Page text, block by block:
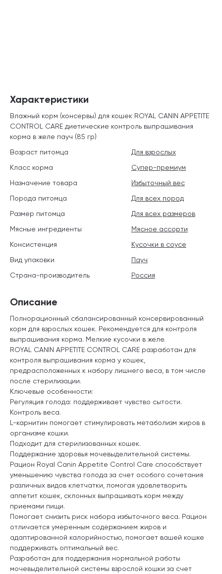
Описание
Полнорационный сбалансированный консервированный
корм для взрослых кошек. Рекомендуется для контроля
выпрашивания корма. Мелкие кусочки в желе.
ROYAL CANIN APPETITE CONTROL CARE разработан для
контроля выпрашивания корма у кошек,
предрасположенных к набору лишнего веса, в том числе
после стерилизации.
Ключевые особенности:
Регуляция голода: поддерживает чувство сытости.
Контроль веса.
L-карнитин помогает стимулировать метаболизм жиров в
организме кошки.
Подходит для стерилизованных кошек.
Поддержание здоровья мочевыделительной системы.
Рацион Royal Canin Appetite Control Care способствует
уменьшению чувства голода за счет особого сочетания
различных видов клетчатки, помогая удовлетворить
аппетит кошек, склонных выпрашивать корм между
приемами пищи.
Помогает снизить риск набора избыточного веса. Рацион
отличается умеренным содержанием жиров и
адаптированной калорийностью, помогает вашей кошке
поддерживать оптимальный вес.
Разработан для поддержания нормальной работы
мочевыделительной системы взрослой кошки за счет
Характеристики
Влажный корм (консервы) для кошек ROYAL CANIN APPETITE
CONTROL CARE диетические контроль выпрашивания
корма в желе пауч (85 гр)
Возраст питомца
Для взрослых
Класс корма
Супер-премиум
Назначение товара
Избыточный вес
Порода питомца
Для всех пород
Размер питомца
Для всех размеров
Мясные ингредиенты
Мясное ассорти
Консистенция
Кусочки в соусе
Вид упаковки
Пауч
Страна-производитель
Россия